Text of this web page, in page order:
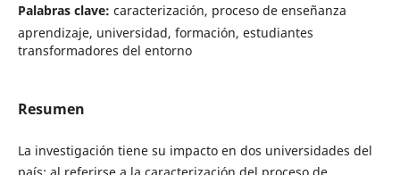
Palabras clave: caracterización, proceso de enseñanza
aprendizaje, universidad, formación, estudiantes
transformadores del entorno
Resumen
La investigación tiene su impacto en dos universidades del